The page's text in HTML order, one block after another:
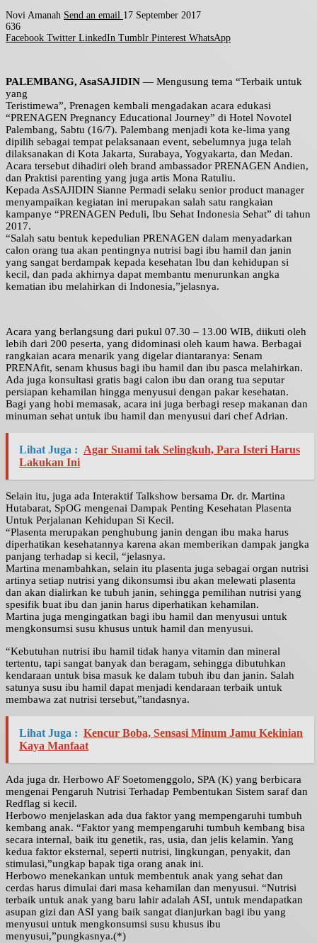
Novi Amanah Send an email 17 September 2017
636
Facebook Twitter LinkedIn Tumblr Pinterest WhatsApp
PALEMBANG, AsaSAJIDIN — Mengusung tema “Terbaik untuk
yang
Teristimewa”, Prenagen kembali mengadakan acara edukasi
“PRENAGEN Pregnancy Educational Journey” di Hotel Novotel
Palembang, Sabtu (16/7). Palembang menjadi kota ke-lima yang
dipilih sebagai tempat pelaksanaan event, sebelumnya juga telah
dilaksanakan di Kota Jakarta, Surabaya, Yogyakarta, dan Medan.
Acara tersebut dihadiri oleh brand ambassador PRENAGEN Andien,
dan Praktisi parenting yang juga artis Mona Ratuliu.
Kepada AsSAJIDIN Sianne Permadi selaku senior product manager
menyampaikan kegiatan ini merupakan salah satu rangkaian
kampanye “PRENAGEN Peduli, Ibu Sehat Indonesia Sehat” di tahun
2017.
“Salah satu bentuk kepedulian PRENAGEN dalam menyadarkan
calon orang tua akan pentingnya nutrisi bagi ibu hamil dan janin
yang sangat berdampak kepada kesehatan Ibu dan kehidupan si
kecil, dan pada akhirnya dapat membantu menurunkan angka
kematian ibu melahirkan di Indonesia,”jelasnya.
Acara yang berlangsung dari pukul 07.30 – 13.00 WIB, diikuti oleh
lebih dari 200 peserta, yang didominasi oleh kaum hawa. Berbagai
rangkaian acara menarik yang digelar diantaranya: Senam
PRENAfit, senam khusus bagi ibu hamil dan ibu pasca melahirkan.
Ada juga konsultasi gratis bagi calon ibu dan orang tua seputar
persiapan kehamilan hingga menyusui dengan pakar kesehatan.
Bagi yang hobi memasak, acara ini juga berbagi resep makanan dan
minuman sehat untuk ibu hamil dan menyusui dari chef Adrian.
Lihat Juga : Agar Suami tak Selingkuh, Para Isteri Harus
Lakukan Ini
Selain itu, juga ada Interaktif Talkshow bersama Dr. dr. Martina
Hutabarat, SpOG mengenai Dampak Penting Kesehatan Plasenta
Untuk Perjalanan Kehidupan Si Kecil.
“Plasenta merupakan penghubung janin dengan ibu maka harus
diperhatikan kesehatannya karena akan memberikan dampak jangka
panjang terhadap si kecil, “jelasnya.
Martina menambahkan, selain itu plasenta juga sebagai organ nutrisi
artinya setiap nutrisi yang dikonsumsi ibu akan melewati plasenta
dan akan dialirkan ke tubuh janin, sehingga pemilihan nutrisi yang
spesifik buat ibu dan janin harus diperhatikan kehamilan.
Martina juga mengingatkan bagi ibu hamil dan menyusui untuk
mengkonsumsi susu khusus untuk hamil dan menyusui.
“Kebutuhan nutrisi ibu hamil tidak hanya vitamin dan mineral
tertentu, tapi sangat banyak dan beragam, sehingga dibutuhkan
kendaraan untuk bisa masuk ke dalam tubuh ibu dan janin. Salah
satunya susu ibu hamil dapat menjadi kendaraan terbaik untuk
membawa zat nutrisi tersebut,”tandasnya.
Lihat Juga : Kencur Boba, Sensasi Minum Jamu Kekinian
Kaya Manfaat
Ada juga dr. Herbowo AF Soetomenggolo, SPA (K) yang berbicara
mengenai Pengaruh Nutrisi Terhadap Pembentukan Sistem saraf dan
Redflag si kecil.
Herbowo menjelaskan ada dua faktor yang mempengaruhi tumbuh
kembang anak. “Faktor yang mempengaruhi tumbuh kembang bisa
secara internal, baik itu genetik, ras, usia, dan jelis kelamin. Yang
kedua faktor eksternal, seperti nutrisi, lingkungan, penyakit, dan
stimulasi,”ungkap bapak tiga orang anak ini.
Herbowo menekankan untuk membentuk anak yang sehat dan
cerdas harus dimulai dari masa kehamilan dan menyusui. “Nutrisi
terbaik untuk anak yang baru lahir adalah ASI, untuk mendapatkan
asupan gizi dan ASI yang baik sangat dianjurkan bagi ibu yang
menyusui untuk mengkonsumsi susu khusus ibu
menyusui,”pungkasnya.(*)